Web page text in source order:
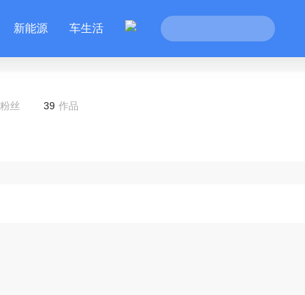
新能源 车生活
粉丝 39 作品